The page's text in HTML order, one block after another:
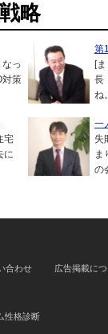
略
っ
対策
第
[
長
ね
宅
に
一
失
ま
の
合わせ 広告掲載に
性格診断